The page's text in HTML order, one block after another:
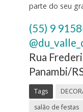
parte do seu
(55) 9
Rua
Panambi/
Tags
salão de festas